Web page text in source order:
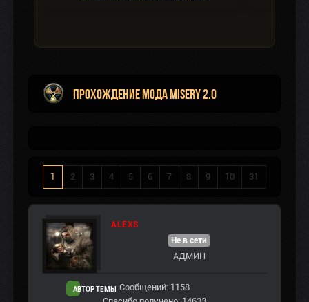
Прохождение мода MISERY 2.0
1 2 3 4 5 6 7 8 9 10 31
ALEXS
АВТОР ТЕМЫ
Не в сети
АДМИН
Сообщений: 1158